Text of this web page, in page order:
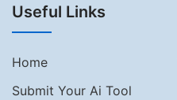
Useful Links
Home
Submit Your Ai Tool